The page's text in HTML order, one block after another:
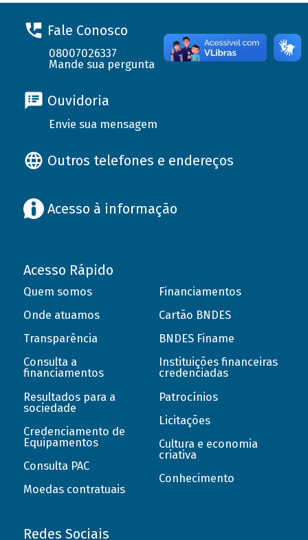
Fale Conosco
08007026337
Mande sua pergunta
Ouvidoria
Envie sua mensagem
Outros telefones e endereços
Acesso à informação
Acesso Rápido
Quem somos
Onde atuamos
Transparência
Consulta a
financiamentos
Resultados para a
sociedade
Credenciamento de
Equipamentos
Consulta PAC
Moedas contratuais
Financiamentos
Cartão BNDES
BNDES Finame
Instituições financeiras
credenciadas
Patrocínios
Licitações
Cultura e economia
criativa
Conhecimento
Redes Sociais